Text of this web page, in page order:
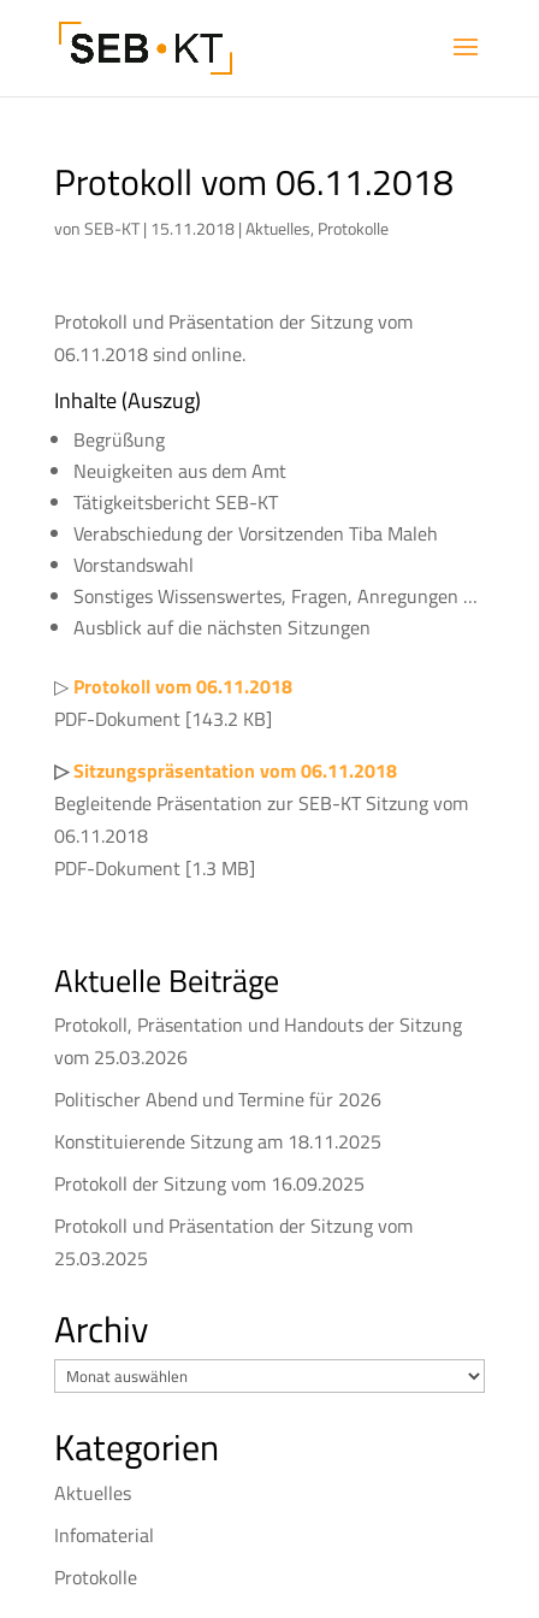
Protokoll vom 06.11.2018
vonSEB-KT| 15.11.2018|Aktuelles, Protokolle
Protokoll und Präsentation der Sitzung vom
06.11.2018 sind online.
Inhalte (Auszug)
Begrüßung
Neuigkeiten aus dem Amt
Tätigkeitsbericht SEB-KT
Verabschiedung der Vorsitzenden Tiba Maleh
Vorstandswahl
Sonstiges Wissenswertes, Fragen, Anregungen …
Ausblick auf die nächsten Sitzungen
▷ Protokoll vom 06.11.2018
PDF-Dokument [143.2 KB]
▷Sitzungspräsentation vom 06.11.2018
Begleitende Präsentation zur SEB-KT Sitzung vom
06.11.2018
PDF-Dokument [1.3 MB]
Aktuelle Beiträge
Protokoll, Präsentation und Handouts der Sitzung
vom 25.03.2026
Politischer Abend und Termine für 2026
Konstituierende Sitzung am 18.11.2025
Protokoll der Sitzung vom 16.09.2025
Protokoll und Präsentation der Sitzung vom
25.03.2025
Archiv
Archiv
Kategorien
Aktuelles
Infomaterial
Protokolle